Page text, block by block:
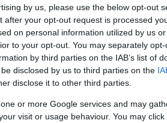
by us, please use the below opt-out
after your opt-out request is processed
on personal information utilized by us
to your opt-out. You may separately
by third parties on the IAB’s list of
disclosed by us to third parties on the
disclose it to other third parties.
or more Google services and may
visit or usage behaviour. You may
στην κάλυψη
έντονη.